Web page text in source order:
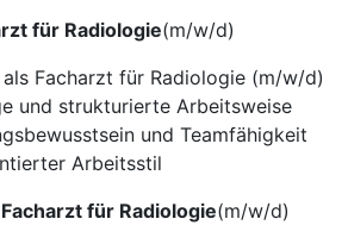
für Radiologie(m/w/d)
Facharzt für Radiologie (m/w/d)
und strukturierte Arbeitsweise
und Teamfähigkeit
Arbeitsstil
für Radiologie(m/w/d)